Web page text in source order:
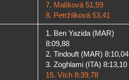
7. Malíková 51,59
8. Petržílková 53,41
1. Ben Yazida (MAR)
8:09,88
2. Tindouft (MAR) 8:10,04
3. Zoghlami (ITA) 8:13,10
15. Vích 8:39,78